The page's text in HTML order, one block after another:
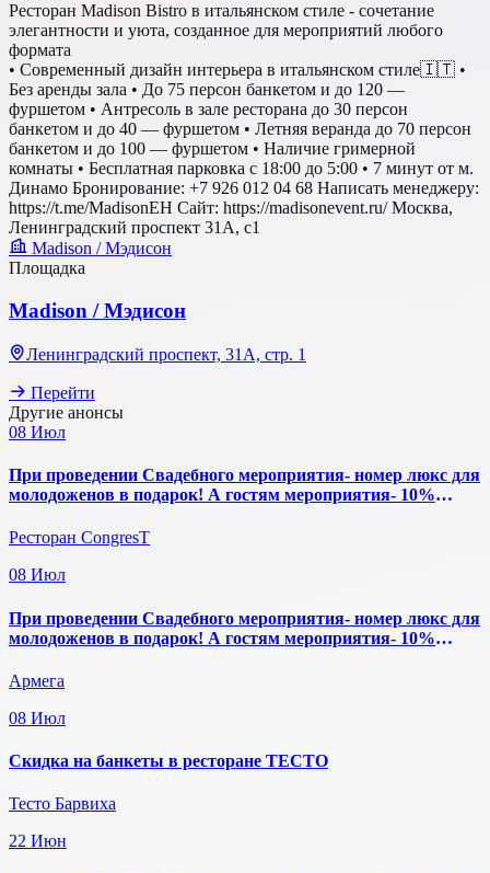
Ресторан Madison Bistro в итальянском стиле - сочетание
элегантности и уюта, созданное для мероприятий любого
формата
• Современный дизайн интерьера в итальянском стиле🇮🇹 •
Без аренды зала • До 75 персон банкетом и до 120 —
фуршетом • Антресоль в зале ресторана до 30 персон
банкетом и до 40 — фуршетом • Летняя веранда до 70 персон
банкетом и до 100 — фуршетом • Наличие гримерной
комнаты • Бесплатная парковка с 18:00 до 5:00 • 7 минут от м.
Динамо Бронирование: +7 926 012 04 68 Написать менеджеру:
https://t.me/MadisonEH Сайт: https://madisonevent.ru/ Москва,
Ленинградский проспект 31А, с1
Madison / Мэдисон
Площадка
Madison / Мэдисон
Ленинградский проспект, 31А, стр. 1
Перейти
Другие анонсы
08 Июл
При проведении Свадебного мероприятия- номер люкс для
молодоженов в подарок! А гостям мероприятия- 10%
Ресторан CongresT
08 Июл
При проведении Свадебного мероприятия- номер люкс для
молодоженов в подарок! А гостям мероприятия- 10%
Армега
08 Июл
Скидка на банкеты в ресторане ТЕСТО
Тесто Барвиха
22 Июн